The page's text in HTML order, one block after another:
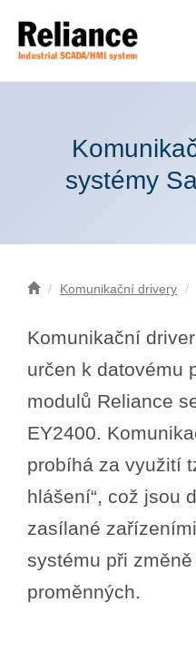
systémy
Komunikační drivery
Komunikační
určen k datovému
modulů Reliance
EY2400.
probíhá za využití
hlášení“, což jsou
zasílané
systému při
proměnných.